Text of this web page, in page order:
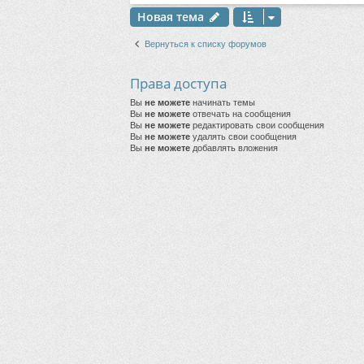
Новая тема
Вернуться к списку форумов
Права доступа
Вы не можете начинать темы
Вы не можете отвечать на сообщения
Вы не можете редактировать свои сообщения
Вы не можете удалять свои сообщения
Вы не можете добавлять вложения